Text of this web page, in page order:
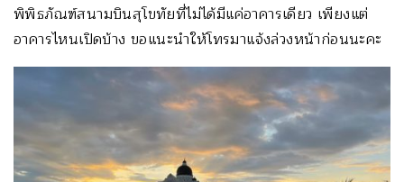
พิพิธภัณฑ์สนามบินสุโขทัยที่ไม่ได้มีแค่อาคารเดียว เพียงแต่
อาคารไหนเปิดบ้าง ขอแนะนำให้โทรมาแจ้งล่วงหน้าก่อนนะคะ